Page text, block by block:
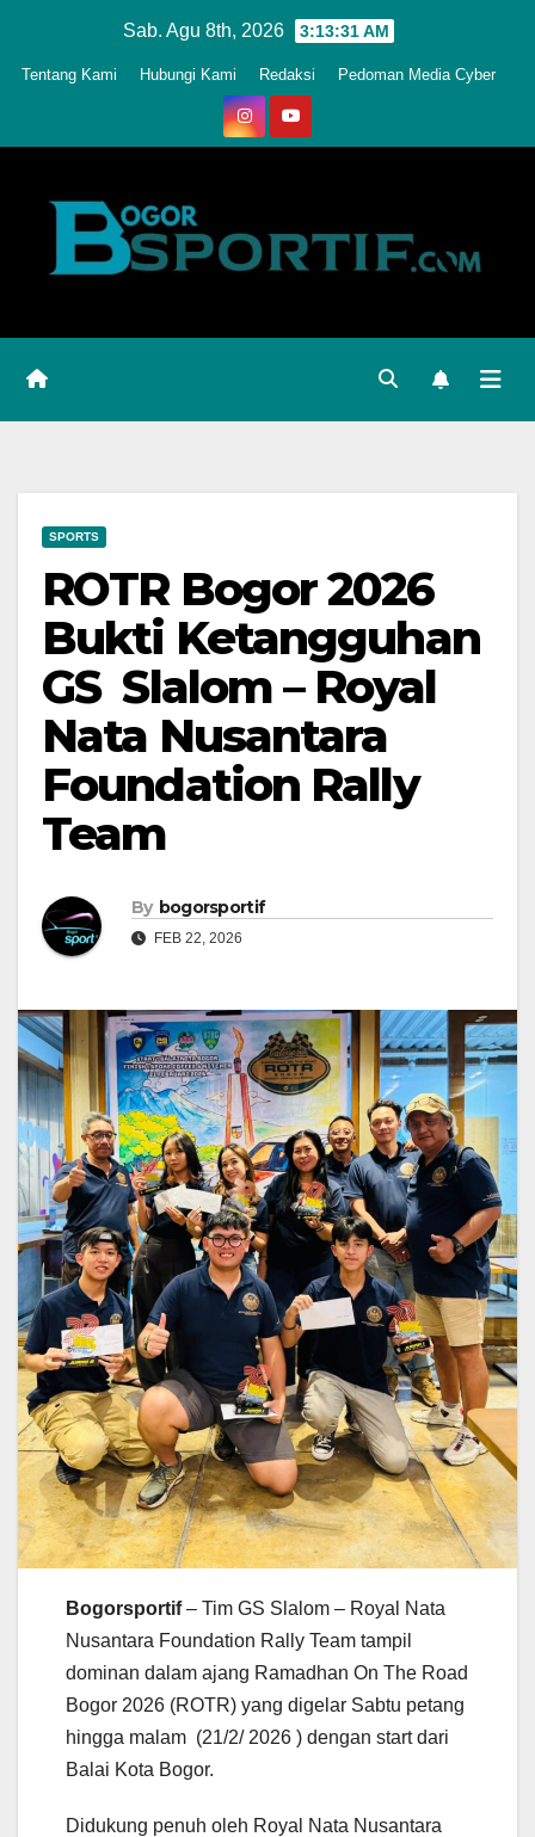
Sab. Agu 8th, 2026 3:13:34 AM
Tentang Kami Hubungi Kami Redaksi Pedoman Media Cyber
SPORTS
ROTR Bogor 2026
Bukti Ketangguhan
GS Slalom – Royal
Nata Nusantara
Foundation Rally
Team
By bogorsportif
FEB 22, 2026
Bogorsportif– Tim GS Slalom – Royal Nata
Nusantara Foundation Rally Team tampil
dominan dalam ajang Ramadhan On The Road
Bogor 2026 (ROTR) yang digelar Sabtu petang
hingga malam (21/2/ 2026 ) dengan start dari
Balai Kota Bogor.
Didukung penuh oleh Royal Nata Nusantara